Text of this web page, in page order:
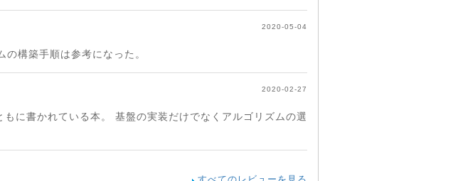
2020-05-04
構築手順は参考になった。
2020-02-27
に書かれている本。 基盤の実装だけでなくアルゴリズムの選